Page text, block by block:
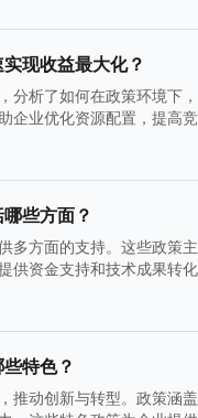
现收益最大化？
分析了如何在政策环境下
企业优化资源配置，提高
些方面？
多方面的支持。这些政策
供资金支持和技术成果转
特色？
推动创新与转型。政策涵